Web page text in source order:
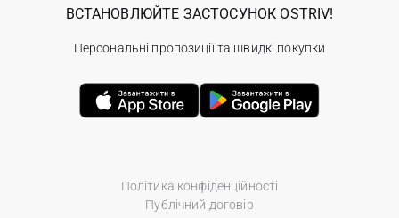
Політика конфіденційності
Публічний договір
ВСТАНОВЛЮЙТЕ ЗАСТОСУНОК OSTRIV!
Персональні пропозиції та швидкі покупки